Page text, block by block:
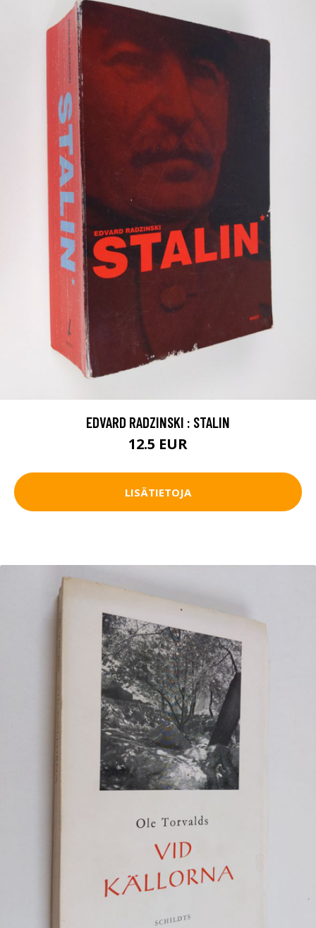
EDVARD RADZINSKI : STALIN
12.5 EUR
LISÄTIETOJA